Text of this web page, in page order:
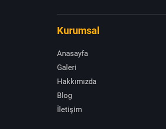
Kurumsal
Anasayfa
Galeri
Hakkımızda
Blog
İletişim